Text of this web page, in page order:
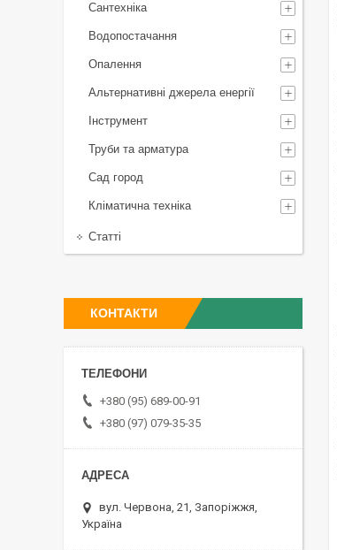
Сантехніка
Водопостачання
Опалення
Альтернативні джерела енергії
Інструмент
Труби та арматура
Сад город
Кліматична техніка
Статті
КОНТАКТИ
+380 (95) 689-00-91
+380 (97) 079-35-35
вул. Червона, 21, Запоріжжя,
Україна